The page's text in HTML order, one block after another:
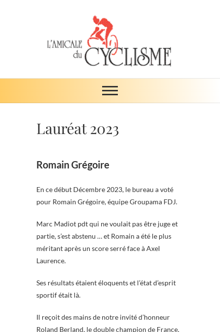
Amicale du
cyclisme
Lauréat 2023
Romain Grégoire
En ce début Décembre 2023, le bureau a voté
pour Romain Grégoire, équipe Groupama FDJ.
Marc Madiot pdt qui ne voulait pas être juge et
partie, s’est abstenu … et Romain a été le plus
méritant après un score serré face à Axel
Laurence.
Ses résultats étaient éloquents et l’état d’esprit
sportif était là.
Il reçoit des mains de notre invité d’honneur
Roland Berland, le double champion de France,